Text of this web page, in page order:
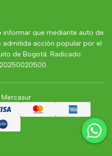
informar que mediante auto de
acción popular por el
de Bogotá. Radicado: